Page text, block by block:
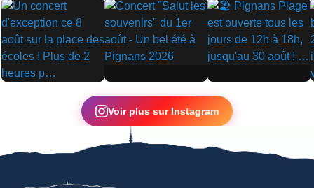
▶
▶ ▶
Voir plus sur Instagram